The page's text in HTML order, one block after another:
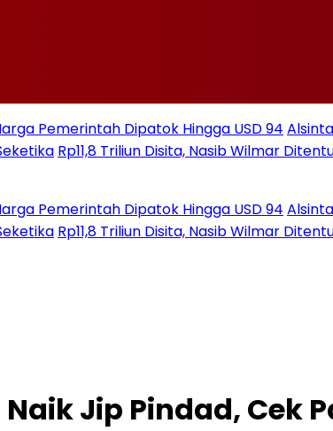
Dipatok Hingga USD 94Alsintan
Rp11,8 Triliun Disita, Nasib Wilmar Ditentukan
Dipatok Hingga USD 94Alsintan
Rp11,8 Triliun Disita, Nasib Wilmar Ditentukan
Jip Pindad, Cek